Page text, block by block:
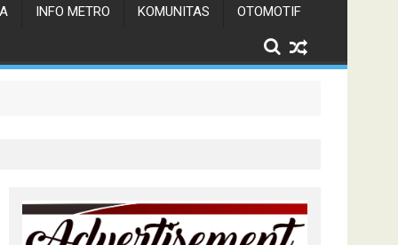
INFO METRO KOMUNITAS OTOMOTIF